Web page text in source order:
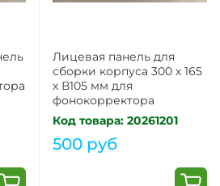
Лицевая панель для
сборки корпуса 300 х 165
х В105 мм для
фонокорректора
Код товара: 20261201
500 руб